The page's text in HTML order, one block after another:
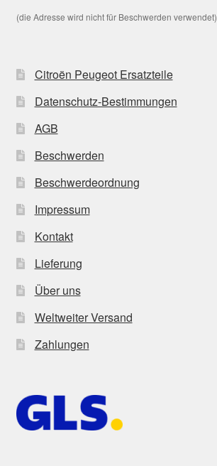
(die Adresse wird nicht für Beschwerden verwendet)
Citroën Peugeot Ersatzteile
Datenschutz-Bestimmungen
AGB
Beschwerden
Beschwerdeordnung
Impressum
Kontakt
Lieferung
Über uns
Weltweiter Versand
Zahlungen